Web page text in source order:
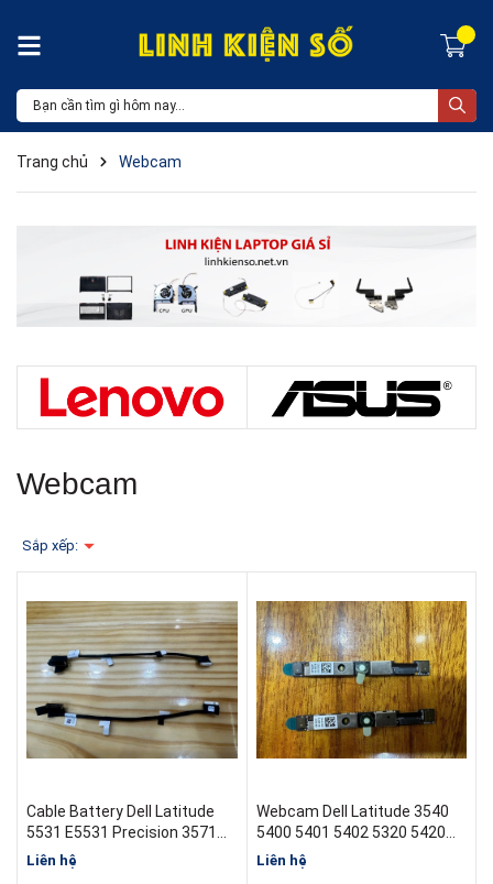
Trang chủ Webcam
Webcam
Sắp xếp:
Cable Battery Dell Latitude
5531 E5531 Precision 3571
M3571 00CPVV
450.0PY02.0001 BM15 4 cell
Liên hệ
Webcam Dell Latitude 3540
5400 5401 5402 5320 5420
5500 5502 5520 07JXD1
Liên hệ